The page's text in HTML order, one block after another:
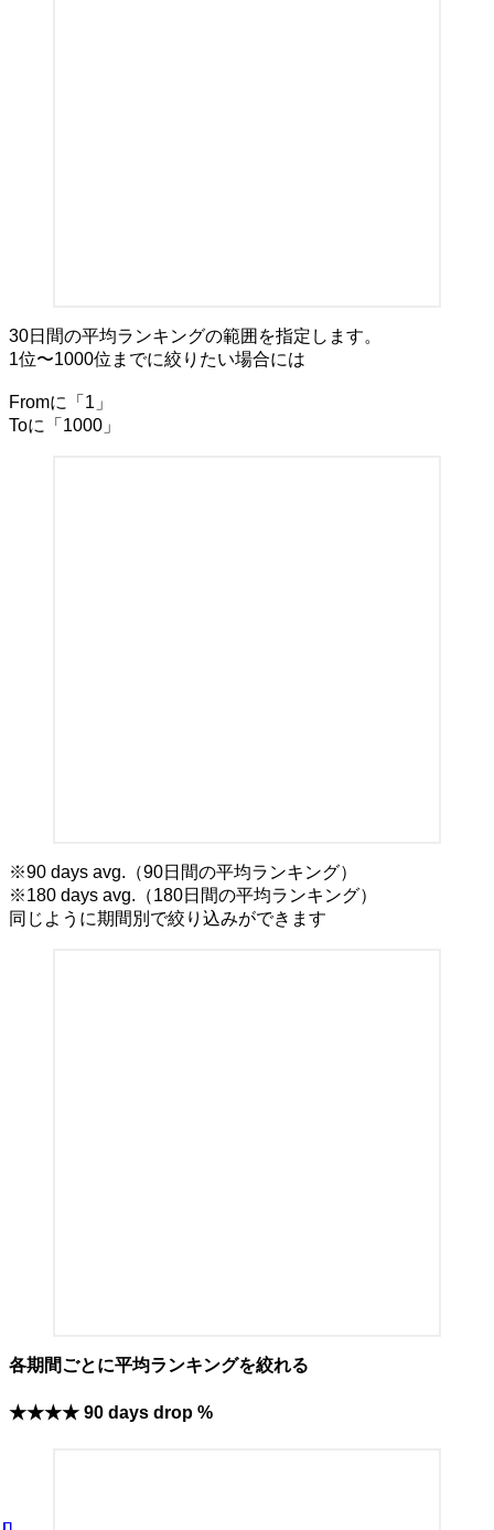
30日間の平均ランキングの範囲を指定します。
1位〜1000位までに絞りたい場合には
Fromに「1」
Toに「1000」
※90 days avg.（90日間の平均ランキング）
※180 days avg.（180日間の平均ランキング）
同じように期間別で絞り込みができます
各期間ごとに平均ランキングを絞れる
★★★★ 90 days drop %